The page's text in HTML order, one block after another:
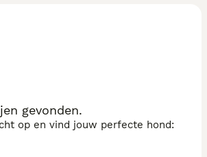
gevonden.
op en vind jouw perfecte hond: